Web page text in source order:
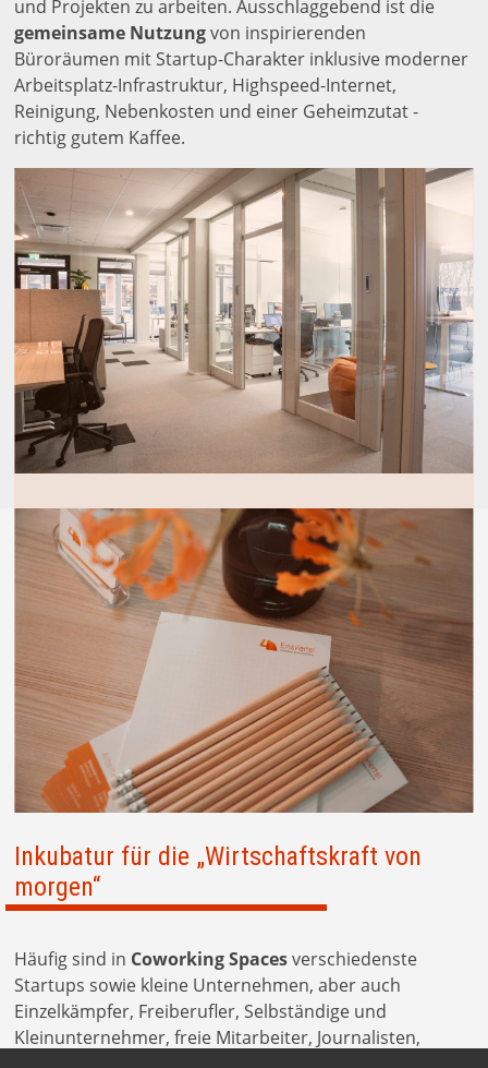
und Projekten zu arbeiten. Ausschlaggebend ist die
gemeinsame Nutzungvon inspirierenden
Büroräumen mit Startup-Charakter inklusive moderner
Arbeitsplatz-Infrastruktur, Highspeed-Internet,
Reinigung, Nebenkosten und einer Geheimzutat -
richtig gutem Kaffee.
Inkubatur für die „Wirtschaftskraft von
morgen“
Häufig sind in Coworking Spacesverschiedenste
Startups sowie kleine Unternehmen, aber auch
Einzelkämpfer, Freiberufler, Selbständige und
Kleinunternehmer, freie Mitarbeiter, Journalisten,